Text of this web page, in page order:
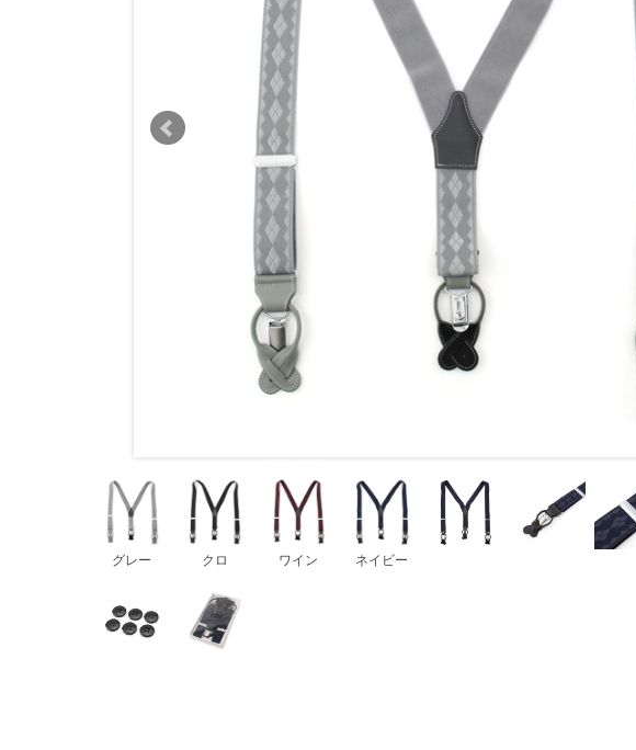
グレー クロ ワイン ネイビー